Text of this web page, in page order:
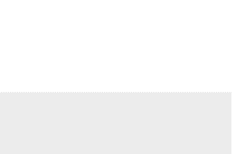
pianosamples van de Yamaha
de Bösendorfer Imperial-vleugel.
en compact en met 22 kg nog
compleet geleverd met